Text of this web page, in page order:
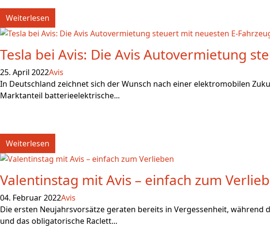
Weiterlesen
Tesla bei Avis: Die Avis Autovermietung
25. April 2022Avis
In Deutschland zeichnet sich der Wunsch nach einer elektromobilen
Marktanteil batterieelektrische...
Weiterlesen
Valentinstag mit Avis – einfach zum
04. Februar 2022Avis
Die ersten Neujahrsvorsätze geraten bereits in Vergessenheit,
und das obligatorische Raclett...